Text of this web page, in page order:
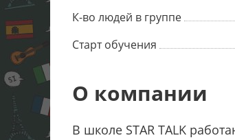
К-во людей в группе
Старт обучения
О компании
В школе STAR TALK